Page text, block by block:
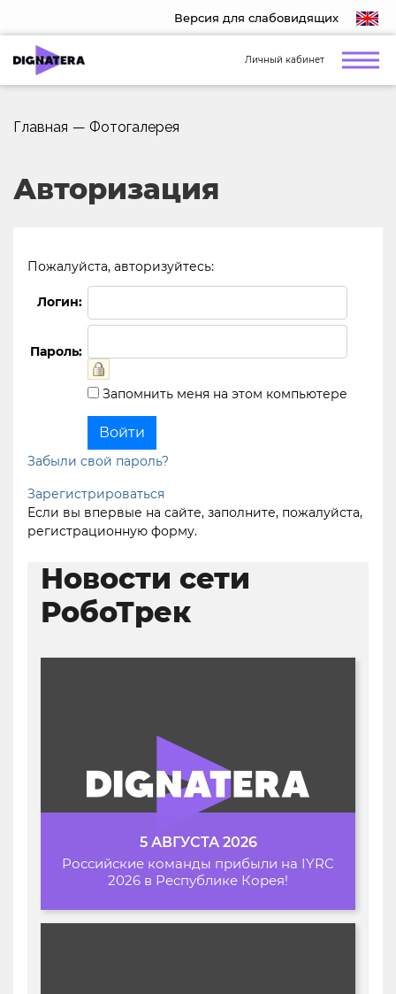
Версия для слабовидящих
Личный кабинет
Главная — Фотогалерея
Авторизация
Пожалуйста, авторизуйтесь:
Логин:
Пароль:
Запомнить меня на этом компьютере
Забыли свой пароль?
Зарегистрироваться
Если вы впервые на сайте, заполните, пожалуйста,
регистрационную форму.
Новости сети
РобоТрек
5 АВГУСТА 2026
Российские команды прибыли на IYRC
2026 в Республике Корея!